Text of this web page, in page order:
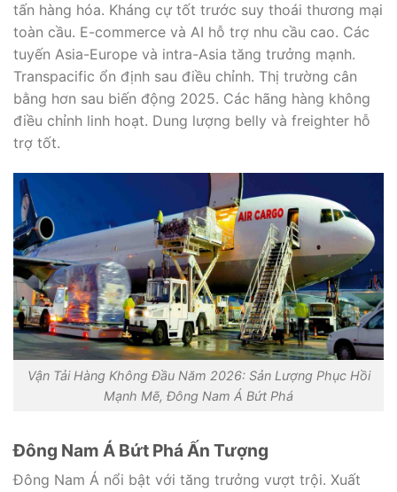
tấn hàng hóa. Kháng cự tốt trước suy thoái thương mại
toàn cầu. E-commerce và AI hỗ trợ nhu cầu cao. Các
tuyến Asia-Europe và intra-Asia tăng trưởng mạnh.
Transpacific ổn định sau điều chỉnh. Thị trường cân
bằng hơn sau biến động 2025. Các hãng hàng không
điều chỉnh linh hoạt. Dung lượng belly và freighter hỗ
trợ tốt.
Vận Tải Hàng Không Đầu Năm 2026: Sản Lượng Phục Hồi
Mạnh Mẽ, Đông Nam Á Bứt Phá
Đông Nam Á Bứt Phá Ấn Tượng
Đông Nam Á nổi bật với tăng trưởng vượt trội. Xuất